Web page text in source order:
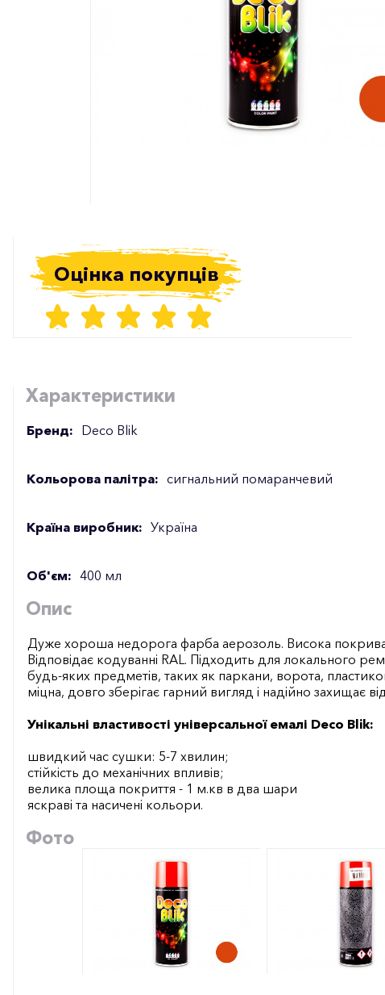
Оцінка покупців
Характеристики
Бренд: Deco Blik
Кольорова палітра: сигнальний помаранчевий
Країна виробник: Україна
Об'єм: 400 мл
Опис
Дуже хороша недорога фарба аерозоль. Висока
Відповідає кодуванні RAL. Підходить для локального
будь-яких предметів, таких як паркани, ворота,
міцна, довго зберігає гарний вигляд і надійно захищає
Унікальні властивості універсальної емалі Deco Blik:
швидкий час сушки: 5-7 хвилин;
стійкість до механічних впливів;
велика площа покриття - 1 м.кв в два шари
яскраві та насичені кольори.
Фото